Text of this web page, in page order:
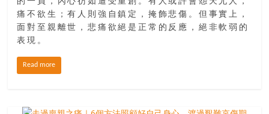
痛不欲生；有人則強自鎮定，掩飾悲傷。但事實上，
面對至親離世，悲痛欲絕是正常的反應，絕非軟弱的
表現。
Read more